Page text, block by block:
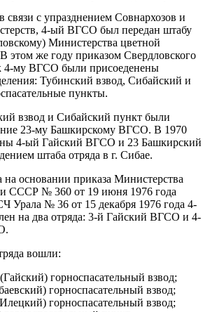
связи с упразднением Совнархозов и
4-ый ВГСО был передан штабу
Министерства цветной
этом же году приказом Свердловского
4-му ВГСО были присоеденены
Тубинский взвод, Сибайский и
пункты.
взвод и Сибайский пункт были
23-му Башкирскому ВГСО. В 1970
4-ый Гайский ВГСО и 23 Башкирский
штаба отряда в г. Сибае.
на основании приказа Министерства
СССР № 360 от 19 июня 1976 года
Урала № 36 от 15 декабря 1976 года 4-
на два отряда: 3-й Гайский ВГСО и 4-
вошли:
горноспасательный взвод;
горноспасательный взвод;
горноспасательный взвод;